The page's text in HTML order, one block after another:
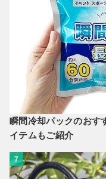
瞬間冷却パックのおす
イテムもご紹介
7